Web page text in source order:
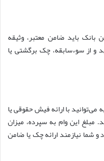
باید ضامن معتبر، وثیقه
و از سوءسابقه، چک برگشتی یا
می‌توانید با ارائه فیش حقوقی یا
مبلغ این وام به سپرده، میزان
نیازمند ارائه چک یا ضامن